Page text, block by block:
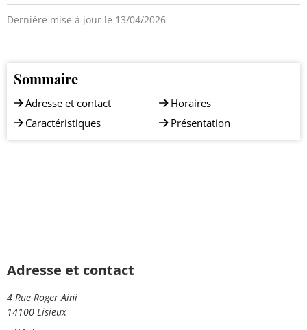
Dernière mise à jour le 13/04/2026
Sommaire
Adresse et contact
Caractéristiques
Horaires
Présentation
Adresse et contact
4 Rue Roger Aini
14100 Lisieux